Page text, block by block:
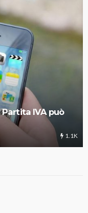
IVA può
1.1K